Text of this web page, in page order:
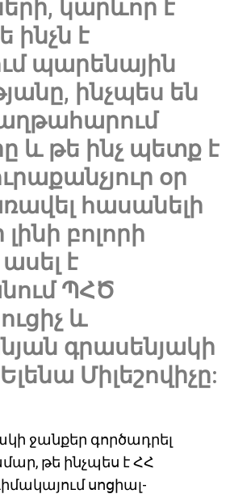
կարևոր է
ինչն է
պարենային
ինչպես են
և թե ինչ պետք է
օր
հասանելի
բոլորի
է
ՊՀԾ
և
գրասենյակի
Միլեշովիչը:
ջանքեր գործադրել
թե ինչպես է ՀՀ
սոցիալ-